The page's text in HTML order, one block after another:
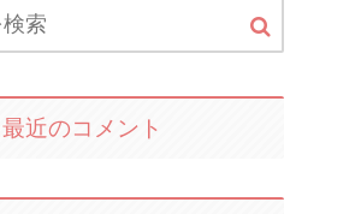
最近のコメント